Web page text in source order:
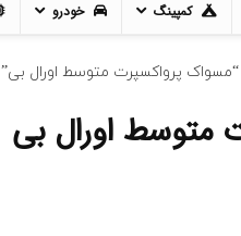
کمپینگ خودرو
پرواکسپرت متوسط اورال بی”
متوسط اورال بی